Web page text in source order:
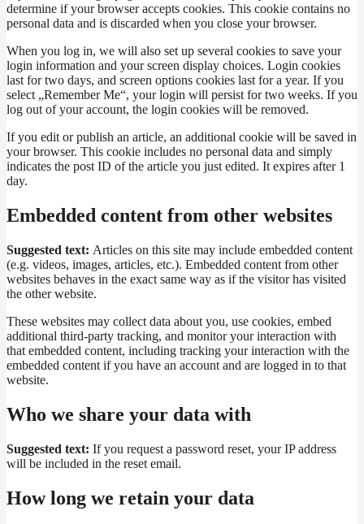
determine if your browser accepts cookies. This cookie contains no
personal data and is discarded when you close your browser.
When you log in, we will also set up several cookies to save your
login information and your screen display choices. Login cookies
last for two days, and screen options cookies last for a year. If you
select „Remember Me“, your login will persist for two weeks. If you
log out of your account, the login cookies will be removed.
If you edit or publish an article, an additional cookie will be saved in
your browser. This cookie includes no personal data and simply
indicates the post ID of the article you just edited. It expires after 1
day.
Embedded content from other websites
Suggested text: Articles on this site may include embedded content
(e.g. videos, images, articles, etc.). Embedded content from other
websites behaves in the exact same way as if the visitor has visited
the other website.
These websites may collect data about you, use cookies, embed
additional third-party tracking, and monitor your interaction with
that embedded content, including tracking your interaction with the
embedded content if you have an account and are logged in to that
website.
Who we share your data with
Suggested text: If you request a password reset, your IP address
will be included in the reset email.
How long we retain your data